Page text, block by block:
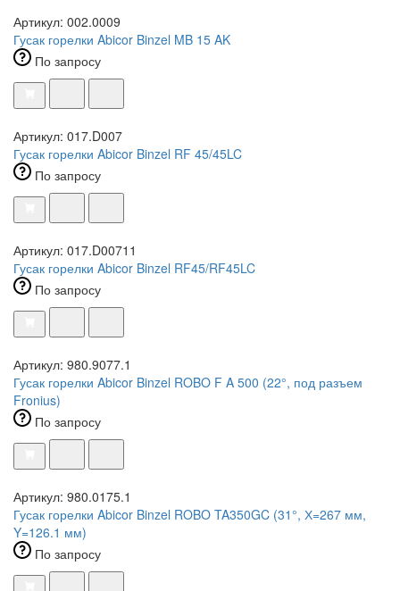
Артикул: 002.0009
Гусак горелки Abicor Binzel MB 15 AK
По запросу
Артикул: 017.D007
Гусак горелки Abicor Binzel RF 45/45LC
По запросу
Артикул: 017.D00711
Гусак горелки Abicor Binzel RF45/RF45LC
По запросу
Артикул: 980.9077.1
Гусак горелки Abicor Binzel ROBO F A 500 (22°, под разъем
Fronius)
По запросу
Артикул: 980.0175.1
Гусак горелки Abicor Binzel ROBO TA350GC (31°, Х=267 мм,
Y=126.1 мм)
По запросу